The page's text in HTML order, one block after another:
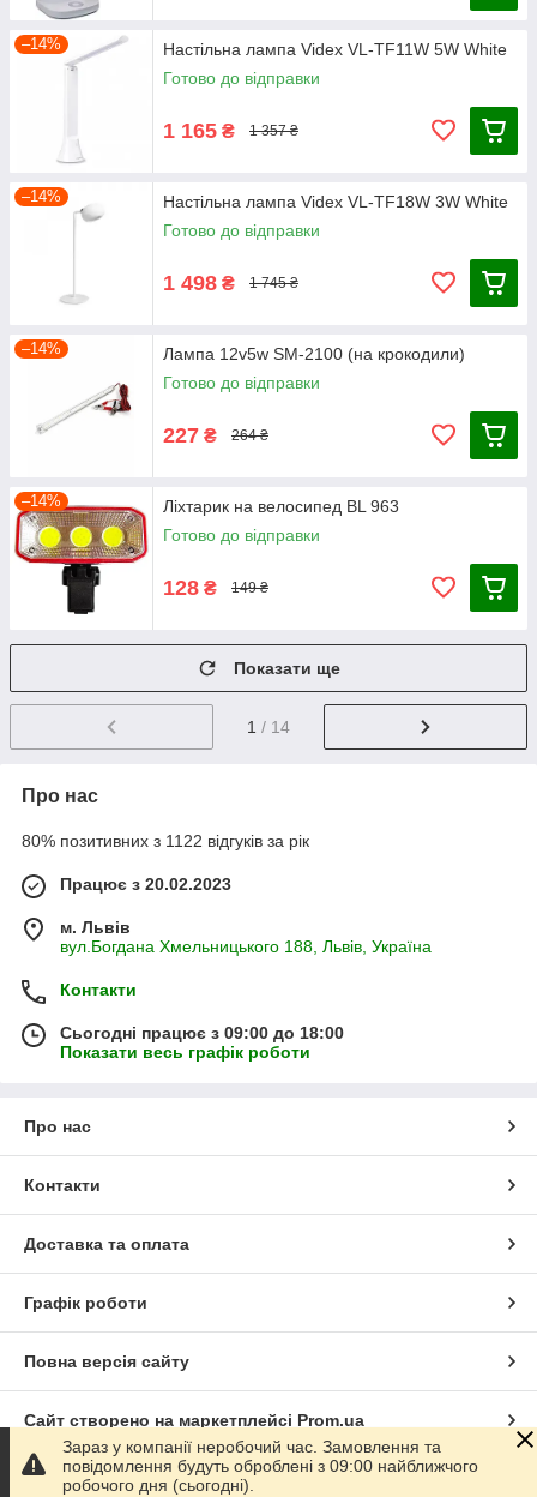
–14%
Настільна лампа Videx VL-TF11W 5W White
Готово до відправки
1 165 ₴ 1 357 ₴
–14%
Настільна лампа Videx VL-TF18W 3W White
Готово до відправки
1 498 ₴ 1 745 ₴
–14%
Лампа 12v5w SM-2100 (на крокодили)
Готово до відправки
227 ₴ 264 ₴
–14%
Ліхтарик на велосипед BL 963
Готово до відправки
128 ₴ 149 ₴
Показати ще
1 / 14
Про нас
80% позитивних з 1122 відгуків за рік
Працює з 20.02.2023
м. Львів
вул.Богдана Хмельницького 188, Львів, Україна
Контакти
Сьогодні працює з 09:00 до 18:00
Показати весь графік роботи
Про нас
Контакти
Доставка та оплата
Графік роботи
Повна версія сайту
Сайт створено на маркетплейсі Prom.ua
Політика конфіденційності
Зараз у компанії неробочий час. Замовлення та
повідомлення будуть оброблені з 09:00 найближчого
робочого дня (сьогодні).